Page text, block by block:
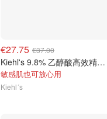
€27.75 €37.00
Kiehl's 9.8% 乙醇酸高效精华液
敏感肌也可放心用
Kiehl´s